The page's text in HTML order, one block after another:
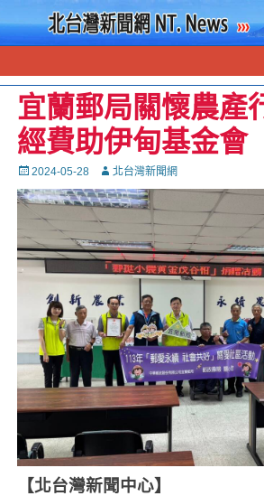
宜蘭郵局關懷農產
經費助伊甸基金會
Posted
on
2024-05-28 Autor北台灣新聞網
【北台灣新聞中心】